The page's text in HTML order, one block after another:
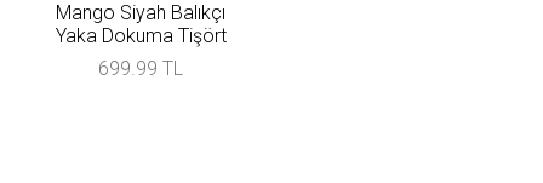
Mango Siyah Balıkçı
Yaka Dokuma Tişört
699.99 TL